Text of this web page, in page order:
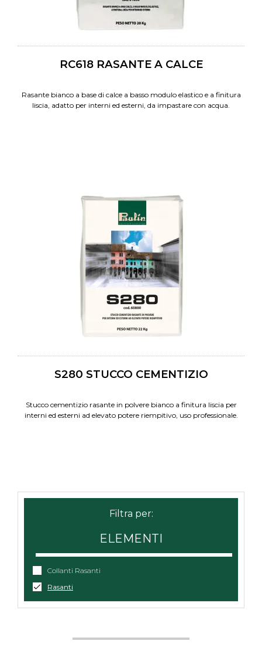
ELEMENTI
Collanti Rasanti
Rasanti
RC618 RASANTE A CALCE
Rasante bianco a base di calce a basso modulo elastico e a finitura
liscia, adatto per interni ed esterni, da impastare con acqua.
S280 STUCCO CEMENTIZIO
Stucco cementizio rasante in polvere bianco a finitura liscia per
interni ed esterni ad elevato potere riempitivo, uso professionale.